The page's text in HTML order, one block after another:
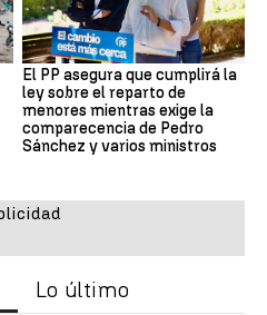
El PP asegura que cumplirá la
ley sobre el reparto de
menores mientras exige la
comparecencia de Pedro
Sánchez y varios ministros
Lo último